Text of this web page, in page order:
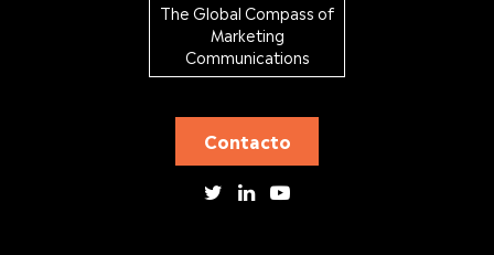
The Global Compass of
Marketing
Communications
Contacto